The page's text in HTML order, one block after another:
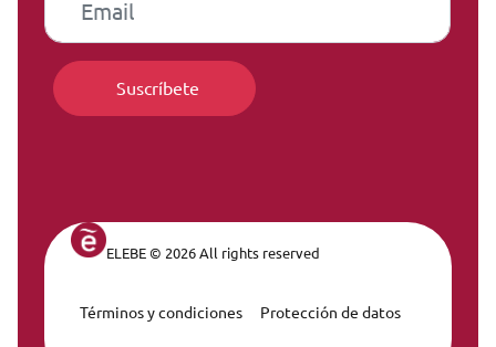
ELEBE © 2026 All rights reserved
Términos y condiciones Protección de datos